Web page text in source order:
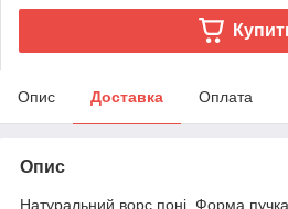
Опис Доставка Оплата
Опис
Натуральний ворс поні. Форма пучка